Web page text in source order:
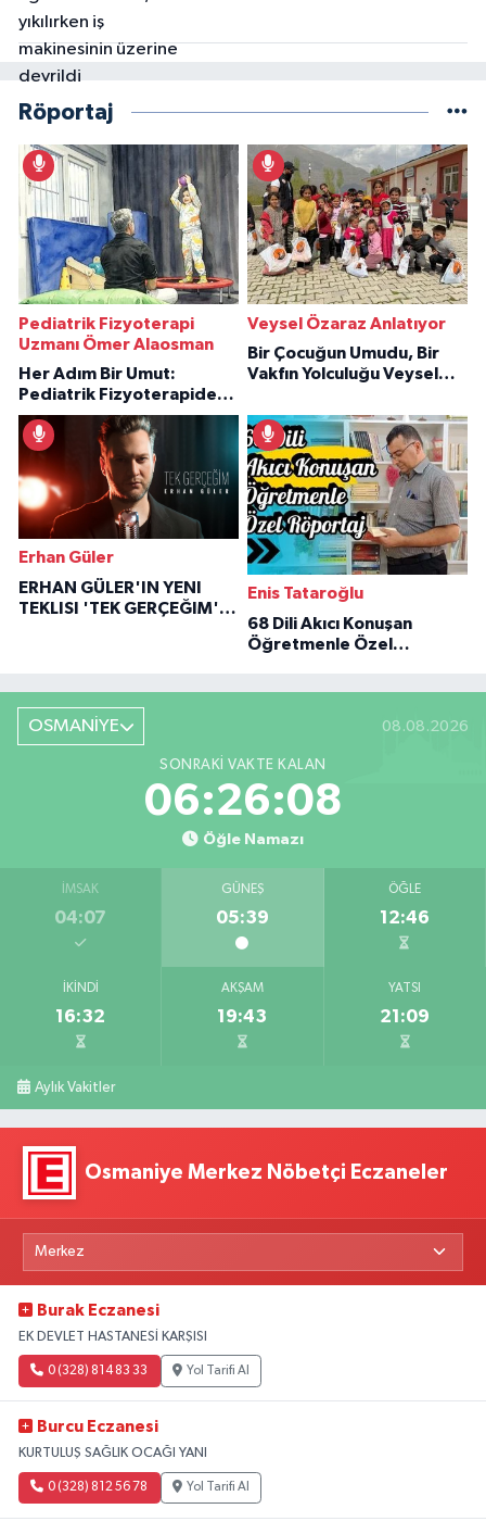
Röportaj
Pediatrik Fizyoterapi
Uzmanı Ömer Alaosman
Her Adım Bir Umut:
Pediatrik Fizyoterapiden
İlham Veren Hikâyeler
Veysel Özaraz Anlatıyor
Bir Çocuğun Umudu, Bir
Vakfın Yolculuğu Veysel
Erhan Güler
ERHAN GÜLER'IN YENI
TEKLISI 'TEK GERÇEĞIM'LE
Enis Tataroğlu
68 Dili Akıcı Konuşan
Öğretmenle Özel
OSMANİYE 08.08.2026
SONRAKI VAKTE KALAN
06:26:07
Öğle Namazı
İMSAK
04:07
GÜNEŞ
05:39
ÖĞLE
12:46
İKINDI
16:32
AKŞAM
19:43
YATSI
21:09
Aylık Vakitler
Osmaniye Merkez Nöbetçi Eczaneler
Burak Eczanesi
EK DEVLET HASTANESİ KARŞISI
0 (328) 814 83 33 Yol Tarifi Al
Burcu Eczanesi
KURTULUŞ SAĞLIK OCAĞI YANI
0 (328) 812 56 78 Yol Tarifi Al